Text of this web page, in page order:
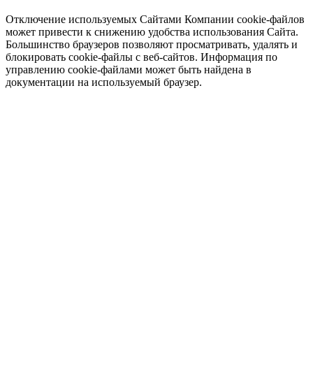
Отключение используемых Сайтами Компании cookie-файлов
может привести к снижению удобства использования Сайта.
Большинство браузеров позволяют просматривать, удалять и
блокировать cookie-файлы c веб-сайтов. Информация по
управлению cookie-файлами может быть найдена в
документации на используемый браузер.